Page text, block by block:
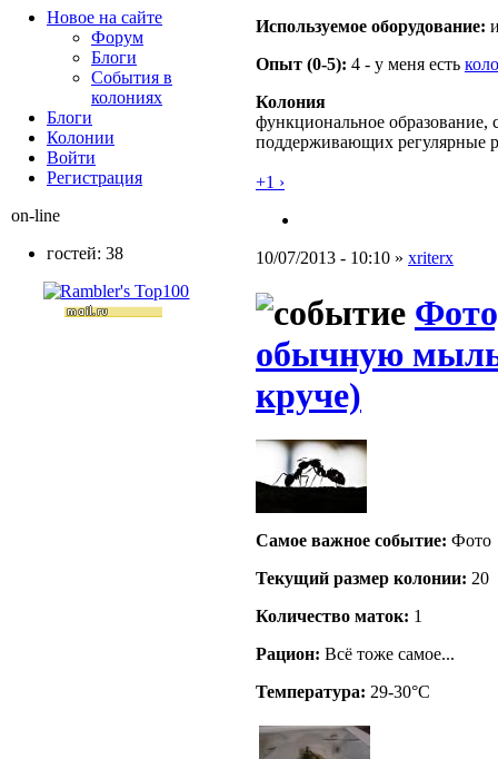
Используемое оборудование:
Опыт (0-5): 4 - у меня есть
Колония
функциональное образование,
поддерживающих регулярные
+1 ›
10/07/2013 - 10:10 » xriterx
обычную
круче)
Самое важное событие: Фото
Текущий размер кoлонии: 20
Количество маток: 1
Рацион: Всё тоже самое...
Температура: 29-30°C
Новое на сайте
Форум
Блоги
События в
колониях
Блоги
Колонии
Войти
Peгиcтpaция
on-line
гостей: 38